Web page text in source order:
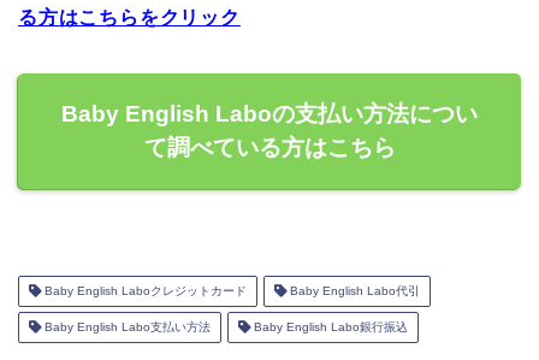
る方はこちらをクリック
Baby English Laboの支払い方法につい
て調べている方はこちら
Baby English Laboクレジットカード Baby English Labo代引
Baby English Labo支払い方法 Baby English Labo銀行振込